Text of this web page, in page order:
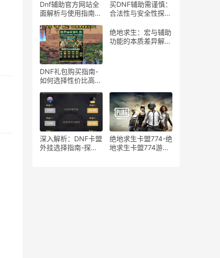
Dnf辅助官方网站全
面解析与使用指南-
站功能与使用技巧
买DNF辅助需谨慎：
合法性与安全性探
助工具的合法性与潜
在风险分析
DNF礼包购买指南-
如何选择性价比高的
绝地求生：宏与辅助
功能的本质差异解
深入解析：DNF卡盟
外挂选择指南-探索
绝地求生卡盟774-绝
地求生卡盟774游戏